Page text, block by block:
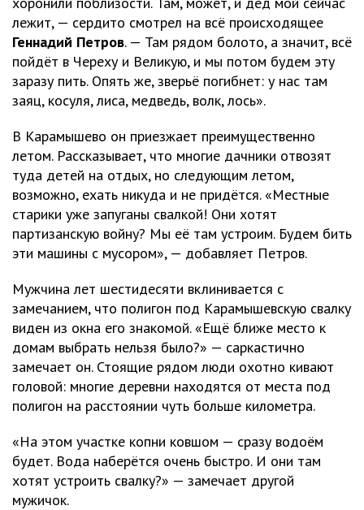
лежит, — сердито смотрел на всё происходящее
Геннадий Петров. — Там рядом болото, а значит, всё
пойдёт в Череху и Великую, и мы потом будем эту
заразу пить. Опять же, зверьё погибнет: у нас там
заяц, косуля, лиса, медведь, волк, лось».
В Карамышево он приезжает преимущественно
летом. Рассказывает, что многие дачники отвозят
туда детей на отдых, но следующим летом,
возможно, ехать никуда и не придётся. «Местные
старики уже запуганы свалкой! Они хотят
партизанскую войну? Мы её там устроим. Будем бить
эти машины с мусором», — добавляет Петров.
Мужчина лет шестидесяти вклинивается с
замечанием, что полигон под Карамышевскую свалку
виден из окна его знакомой. «Ещё ближе место к
домам выбрать нельзя было?» — саркастично
замечает он. Стоящие рядом люди охотно кивают
головой: многие деревни находятся от места под
полигон на расстоянии чуть больше километра.
«На этом участке копни ковшом — сразу водоём
будет. Вода наберётся очень быстро. И они там
хотят устроить свалку?» — замечает другой
мужичок.